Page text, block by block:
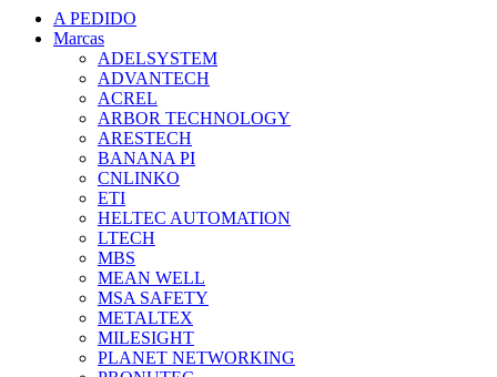
A PEDIDO
Marcas
ADELSYSTEM
ADVANTECH
ACREL
ARBOR TECHNOLOGY
ARESTECH
BANANA PI
CNLINKO
ETI
HELTEC AUTOMATION
LTECH
MBS
MEAN WELL
MSA SAFETY
METALTEX
MILESIGHT
PLANET NETWORKING